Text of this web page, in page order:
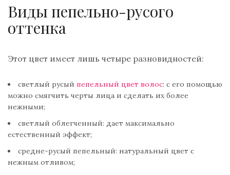
Виды пепельно-русого
оттенка
Этот цвет имеет лишь четыре разновидностей:
светлый русый пепельный цвет волос: с его помощью
можно смягчить черты лица и сделать их более
нежными;
светлый облегченный: дает максимально
естественный эффект;
средне-русый пепельный: натуральный цвет с
нежным отливом;